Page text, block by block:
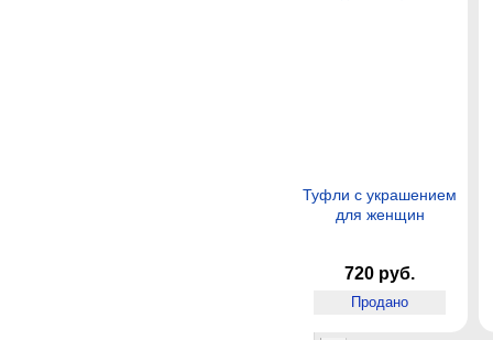
Туфли с украшением
для женщин
720 руб.
Продано